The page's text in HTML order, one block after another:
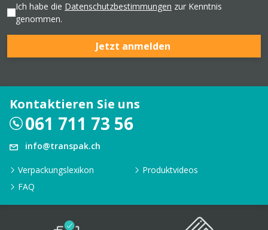
Ich habe die Datenschutzbestimmungen zur Kenntnis
genommen.
Jetzt anmelden
Kontaktieren Sie uns
061 711 73 56
info@transpak.ch
Verpackungslexikon
Produktvideos
FAQ